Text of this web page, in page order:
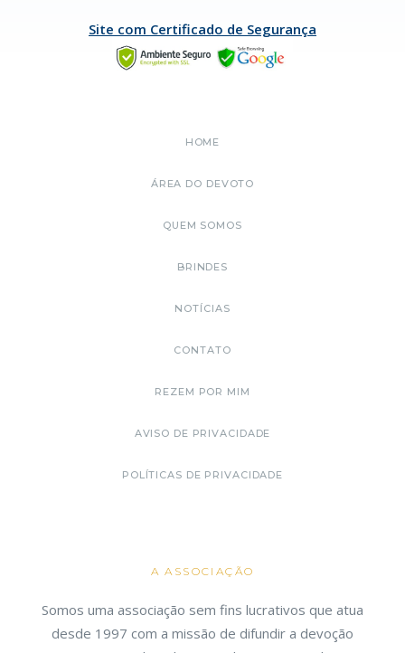
Site com Certificado de Segurança
HOME
ÁREA DO DEVOTO
QUEM SOMOS
BRINDES
NOTÍCIAS
CONTATO
REZEM POR MIM
AVISO DE PRIVACIDADE
POLÍTICAS DE PRIVACIDADE
A ASSOCIAÇÃO
Somos uma associação sem fins lucrativos que atua
desde 1997 com a missão de difundir a devoção